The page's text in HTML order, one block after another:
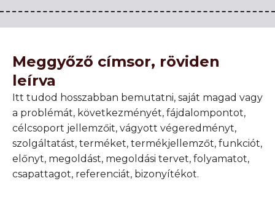
Meggyőző címsor, röviden
leírva
Itt tudod hosszabban bemutatni, saját magad vagy
a problémát, következményét, fájdalompontot,
célcsoport jellemzőit, vágyott végeredményt,
szolgáltatást, terméket, termékjellemzőt, funkciót,
előnyt, megoldást, megoldási tervet, folyamatot,
csapattagot, referenciát, bizonyítékot.